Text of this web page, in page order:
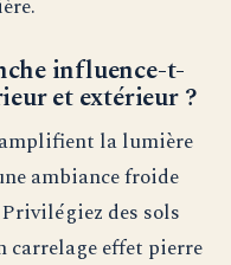
influence-t-
et extérieur ?
la lumière
ambiance froide
des sols
carrelage effet pierre